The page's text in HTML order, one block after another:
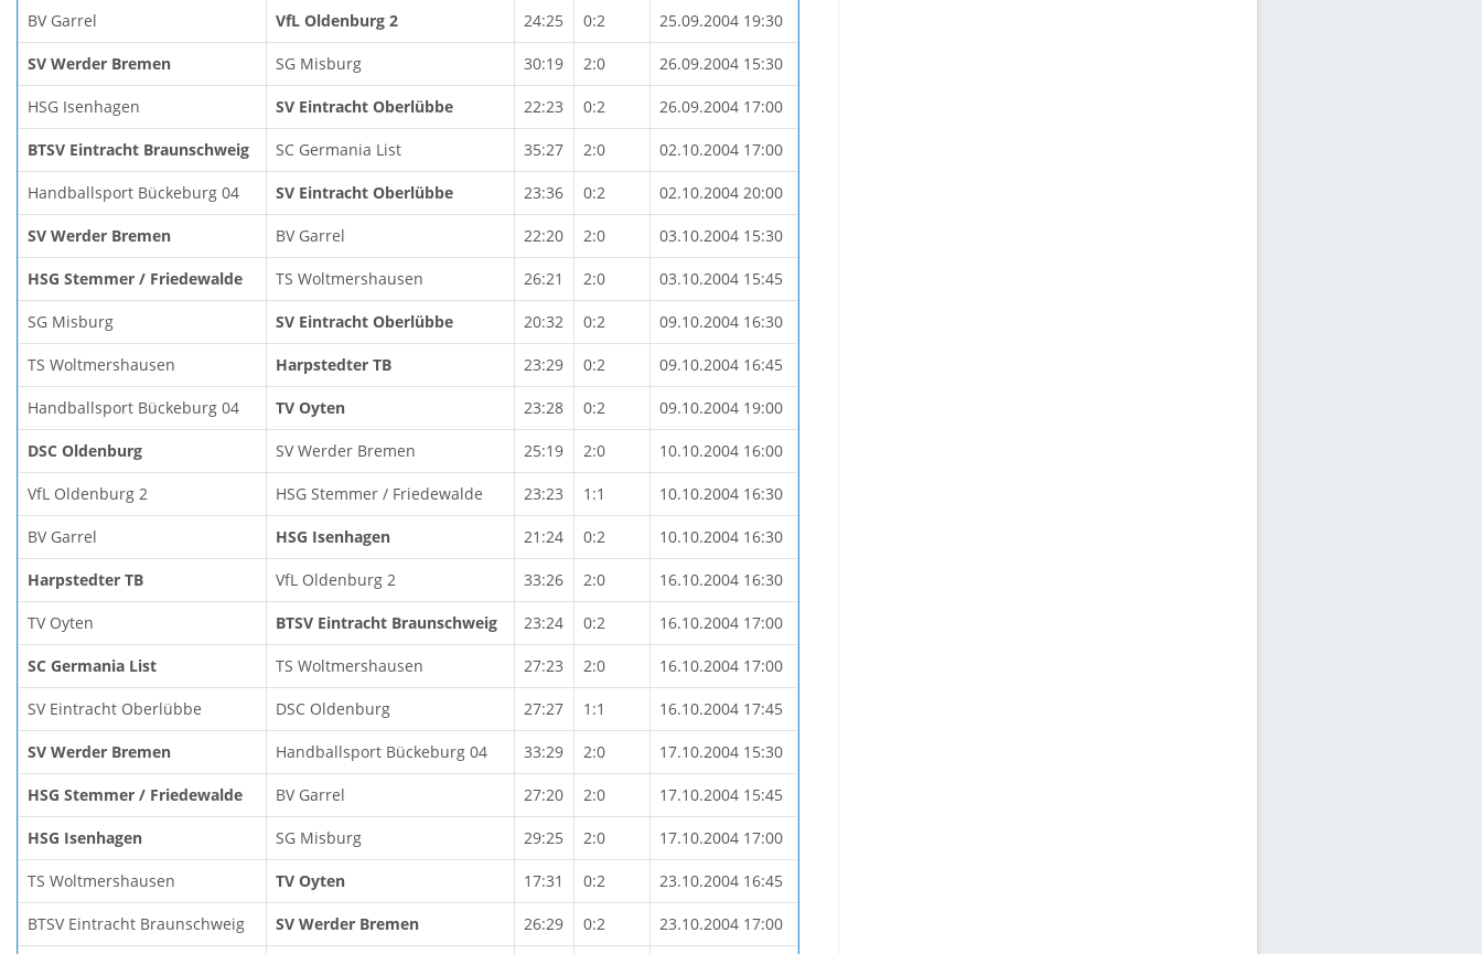
BV Garrel VfL Oldenburg 2 24:25 0:2 25.09.2004 19:30
SV Werder Bremen SG Misburg 30:19 2:0 26.09.2004 15:30
HSG Isenhagen SV Eintracht Oberlübbe 22:23 0:2 26.09.2004 17:00
BTSV Eintracht Braunschweig SC Germania List 35:27 2:0 02.10.2004 17:00
Handballsport Bückeburg 04 SV Eintracht Oberlübbe 23:36 0:2 02.10.2004 20:00
SV Werder Bremen BV Garrel 22:20 2:0 03.10.2004 15:30
HSG Stemmer / Friedewalde TS Woltmershausen 26:21 2:0 03.10.2004 15:45
SG Misburg SV Eintracht Oberlübbe 20:32 0:2 09.10.2004 16:30
TS Woltmershausen Harpstedter TB 23:29 0:2 09.10.2004 16:45
Handballsport Bückeburg 04 TV Oyten 23:28 0:2 09.10.2004 19:00
DSC Oldenburg SV Werder Bremen 25:19 2:0 10.10.2004 16:00
VfL Oldenburg 2 HSG Stemmer / Friedewalde 23:23 1:1 10.10.2004 16:30
BV Garrel HSG Isenhagen 21:24 0:2 10.10.2004 16:30
Harpstedter TB VfL Oldenburg 2 33:26 2:0 16.10.2004 16:30
TV Oyten BTSV Eintracht Braunschweig 23:24 0:2 16.10.2004 17:00
SC Germania List TS Woltmershausen 27:23 2:0 16.10.2004 17:00
SV Eintracht Oberlübbe DSC Oldenburg 27:27 1:1 16.10.2004 17:45
SV Werder Bremen Handballsport Bückeburg 04 33:29 2:0 17.10.2004 15:30
HSG Stemmer / Friedewalde BV Garrel 27:20 2:0 17.10.2004 15:45
HSG Isenhagen SG Misburg 29:25 2:0 17.10.2004 17:00
TS Woltmershausen TV Oyten 17:31 0:2 23.10.2004 16:45
BTSV Eintracht Braunschweig SV Werder Bremen 26:29 0:2 23.10.2004 17:00